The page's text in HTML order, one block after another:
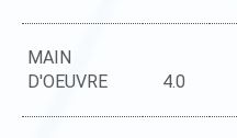
MAIN
D'OEUVRE
4.0